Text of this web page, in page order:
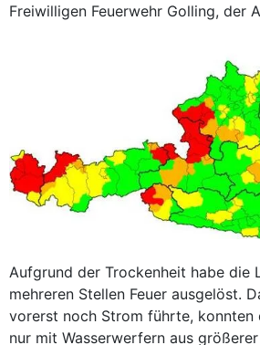
Freiwilligen Feuerwehr Golling, der
Aufgrund der Trockenheit habe die
mehreren Stellen Feuer ausgelöst.
vorerst noch Strom führte, konnten
nur mit Wasserwerfern aus